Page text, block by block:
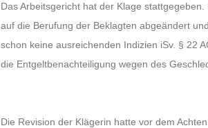
Das Arbeitsgericht hat der Klage
auf die Berufung der Beklagten abgeändert
schon keine ausreichenden Indizien iSv. § 22
die Entgeltbenachteiligung wegen des
Die Revision der Klägerin hatte vor dem